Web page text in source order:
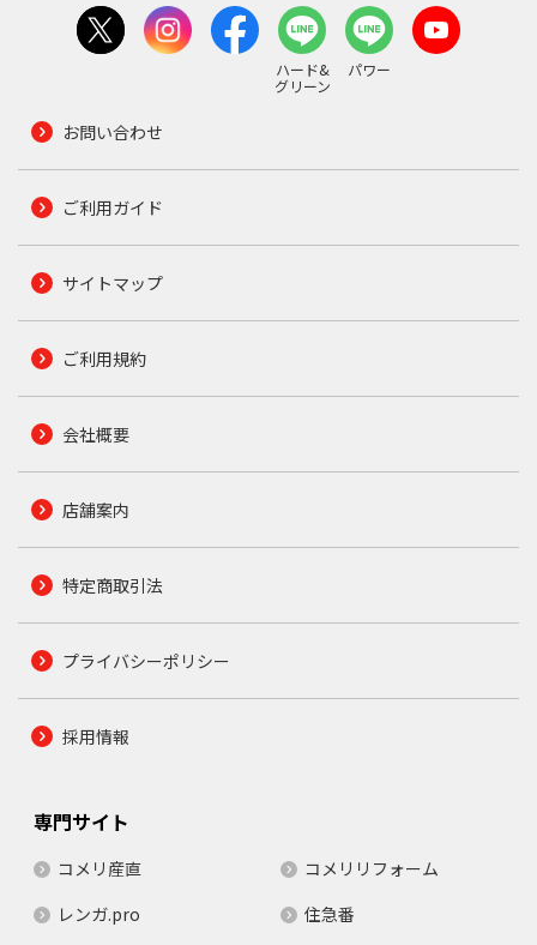
ハード&
グリーン
パワー
お問い合わせ
ご利用ガイド
サイトマップ
ご利用規約
会社概要
店舗案内
特定商取引法
プライバシーポリシー
採用情報
専門サイト
コメリ産直
コメリリフォーム
レンガ.pro
住急番